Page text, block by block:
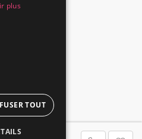
plus
TOUT